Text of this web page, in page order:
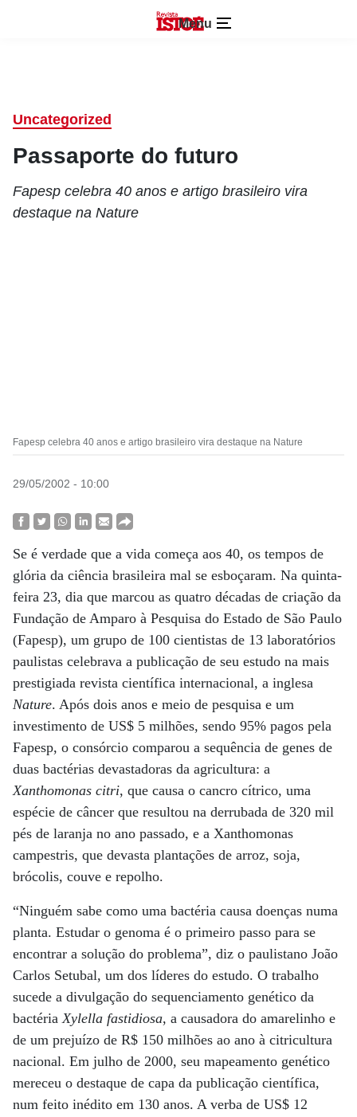
Menu
Uncategorized
Passaporte do futuro
Fapesp celebra 40 anos e artigo brasileiro vira
destaque na Nature
Fapesp celebra 40 anos e artigo brasileiro vira destaque na Nature
29/05/2002 - 10:00
Se é verdade que a vida começa aos 40, os tempos de
glória da ciência brasileira mal se esboçaram. Na quinta-
feira 23, dia que marcou as quatro décadas de criação da
Fundação de Amparo à Pesquisa do Estado de São Paulo
(Fapesp), um grupo de 100 cientistas de 13 laboratórios
paulistas celebrava a publicação de seu estudo na mais
prestigiada revista científica internacional, a inglesa
Nature. Após dois anos e meio de pesquisa e um
investimento de US$ 5 milhões, sendo 95% pagos pela
Fapesp, o consórcio comparou a sequência de genes de
duas bactérias devastadoras da agricultura: a
Xanthomonas citri, que causa o cancro cítrico, uma
espécie de câncer que resultou na derrubada de 320 mil
pés de laranja no ano passado, e a Xanthomonas
campestris, que devasta plantações de arroz, soja,
brócolis, couve e repolho.
“Ninguém sabe como uma bactéria causa doenças numa
planta. Estudar o genoma é o primeiro passo para se
encontrar a solução do problema”, diz o paulistano João
Carlos Setubal, um dos líderes do estudo. O trabalho
sucede a divulgação do sequenciamento genético da
bactériaXylella fastidiosa, a causadora do amarelinho e
de um prejuízo de R$ 150 milhões ao ano à citricultura
nacional. Em julho de 2000, seu mapeamento genético
mereceu o destaque de capa da publicação científica,
num feito inédito em 130 anos. A verba de US$ 12